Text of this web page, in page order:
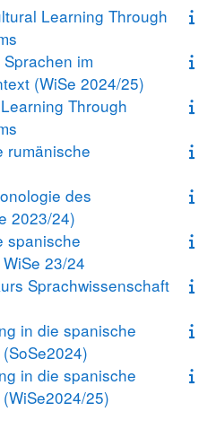
Learning Through
im
(WiSe 2024/25)
Through
rumänische
des
2023/24)
spanische
23/24
Sprachwissenschaft
in die spanische
in die spanische
25)